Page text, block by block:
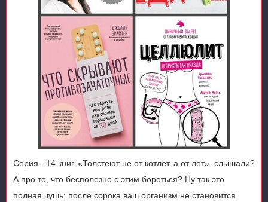
Серия - 14 книг. «Толстеют не от котлет, а от лет», слышали?
А про то, что бесполезно с этим бороться? Ну так это
полная чушь: после сорока ваш организм не становится